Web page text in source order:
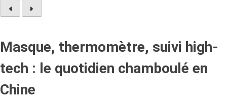
Masque, thermomètre, suivi high-
tech : le quotidien chamboulé en
Chine